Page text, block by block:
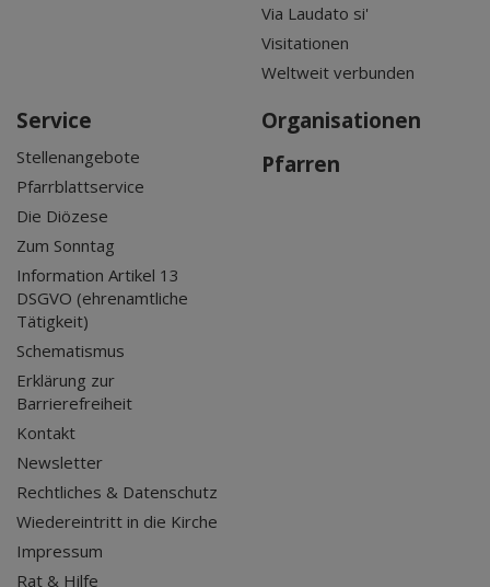
Via Laudato si'
Visitationen
Weltweit verbunden
Service
Stellenangebote
Pfarrblattservice
Die Diözese
Zum Sonntag
Information Artikel 13
DSGVO (ehrenamtliche
Tätigkeit)
Schematismus
Erklärung zur
Barrierefreiheit
Kontakt
Newsletter
Rechtliches & Datenschutz
Wiedereintritt in die Kirche
Impressum
Rat & Hilfe
Organisationen
Pfarren